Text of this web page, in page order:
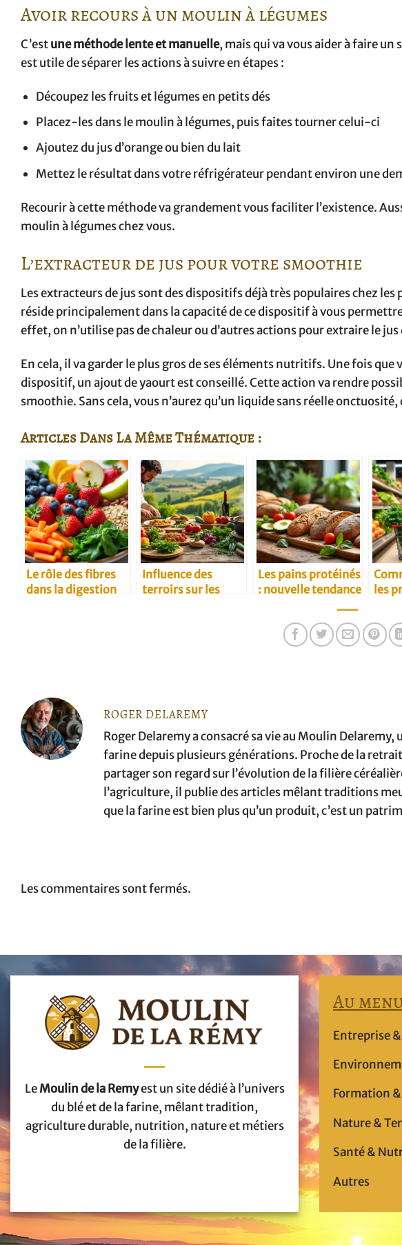
Avoir recours à un moulin à légumes
C’estune méthode lente et manuelle, mais qui va vous aider à faire
est utile de séparer les actions à suivre en étapes :
Découpez les fruits et légumes en petits dés
Placez-les dans le moulin à légumes, puis faites tourner celui-ci
Ajoutez du jus d’orange ou bien du lait
Mettez le résultat dans votre réfrigérateur pendant environ une
Recourir à cette méthode va grandement vous faciliter l’existence.
moulin à légumes chez vous.
L’extracteur de jus pour votre smoothie
Les extracteurs de jus sont des dispositifs déjà très populaires chez
réside principalement dans la capacité de ce dispositif à vous
effet, on n’utilise pas de chaleur ou d’autres actions pour extraire le
En cela, il va garder le plus gros de ses éléments nutritifs. Une fois
dispositif, un ajout de yaourt est conseillé. Cette action va rendre
smoothie. Sans cela, vous n’aurez qu’un liquide sans réelle
Articles Dans La Même Thématique :
Le rôle des fibres
dans la digestion
Influence des
terroirs sur les
Les pains protéinés
: nouvelle tendance
les
de
ROGER DELAREMY
Roger Delaremy a consacré sa vie au Moulin
farine depuis plusieurs générations. Proche de la
partager son regard sur l’évolution de la filière
l’agriculture, il publie des articles mêlant traditions
que la farine est bien plus qu’un produit, c’est un
Les commentaires sont fermés.
LeMoulin de la Remyest un site dédié à l’univers
du blé et de la farine, mêlant tradition,
agriculture durable, nutrition, nature et métiers
de la filière.
Au
Entreprise
Formation
Nature &
Santé &
Autres